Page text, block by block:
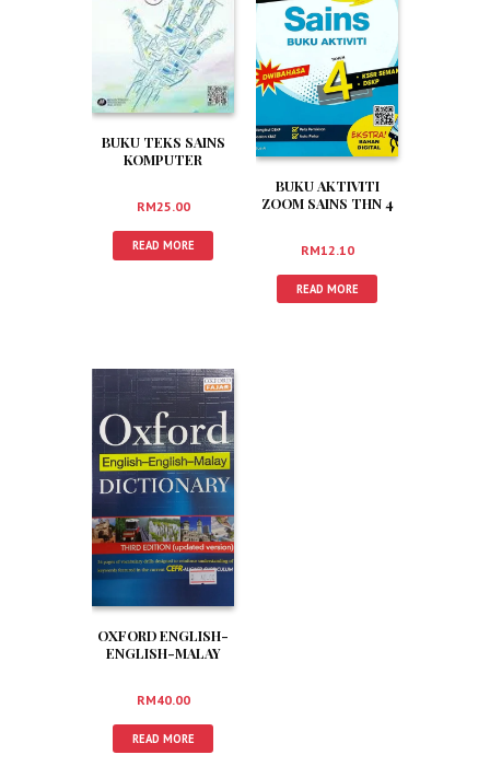
BUKU TEKS SAINS
KOMPUTER
RM25.00
READ MORE
BUKU AKTIVITI
ZOOM SAINS THN 4
RM12.10
READ MORE
OXFORD ENGLISH-
ENGLISH-MALAY
RM40.00
READ MORE